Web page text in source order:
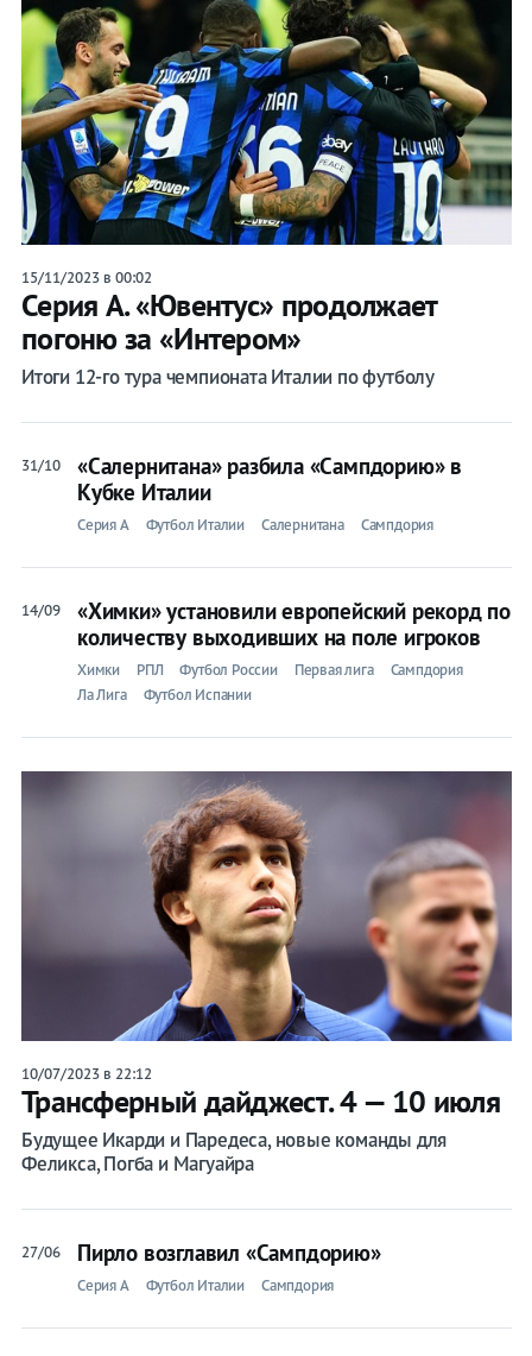
15/11/2023 в 00:02
Серия А. «Ювентус» продолжает
погоню за «Интером»
Итоги 12-го тура чемпионата Италии по футболу
31/10
«Салернитана» разбила «Сампдорию» в
Кубке Италии
Серия A Футбол Италии Салернитана Сампдория
14/09
«Химки» установили европейский рекорд по
количеству выходивших на поле игроков
Химки РПЛ Футбол России Первая лига
Сампдория
Ла Лига
Футбол Испании
10/07/2023 в 22:12
Трансферный дайджест. 4 — 10 июля
Будущее Икарди и Паредеса, новые команды для
Феликса, Погба и Магуайра
27/06 Пирло возглавил «Сампдорию»
Серия A Футбол Италии Сампдория